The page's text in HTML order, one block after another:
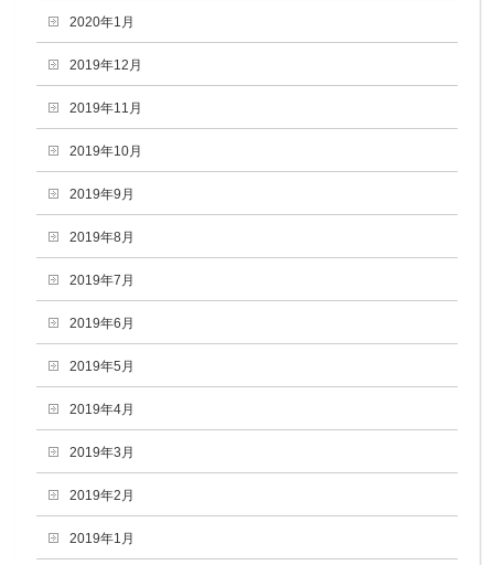
2020年1月
2019年12月
2019年11月
2019年10月
2019年9月
2019年8月
2019年7月
2019年6月
2019年5月
2019年4月
2019年3月
2019年2月
2019年1月